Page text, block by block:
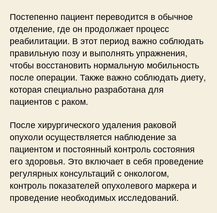
Постепенно пациент переводится в обычное
отделение, где он продолжает процесс
реабилитации. В этот период важно соблюдать
правильную позу и выполнять упражнения,
чтобы восстановить нормальную мобильность
после операции. Также важно соблюдать диету,
которая специально разработана для
пациентов с раком.
После хирургического удаления раковой
опухоли осуществляется наблюдение за
пациентом и постоянный контроль состояния
его здоровья. Это включает в себя проведение
регулярных консультаций с онкологом,
контроль показателей опухолевого маркера и
проведение необходимых исследований.